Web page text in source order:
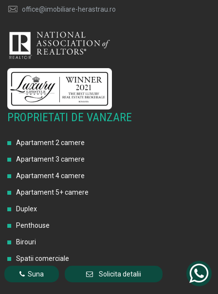
office@imobiliare-herastrau.ro
PROPRIETATI DE VANZARE
Apartament 2 camere
Apartament 3 camere
Apartament 4 camere
Apartament 5+ camere
Duplex
Penthouse
Birouri
Spatii comerciale
Suna
Solicita detalii